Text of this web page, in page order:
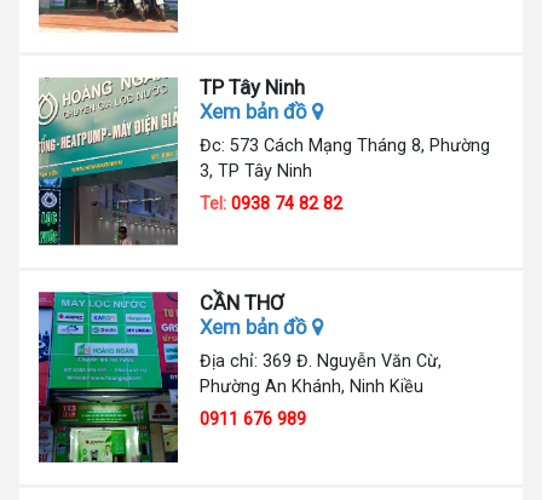
TP Tây Ninh
Xem bản đồ
Đc: 573 Cách Mạng Tháng 8, Phường
3, TP Tây Ninh
Tel:0938 74 82 82
CẦN THƠ
Xem bản đồ
Địa chỉ: 369 Đ. Nguyễn Văn Cừ,
Phường An Khánh, Ninh Kiều
0911 676 989